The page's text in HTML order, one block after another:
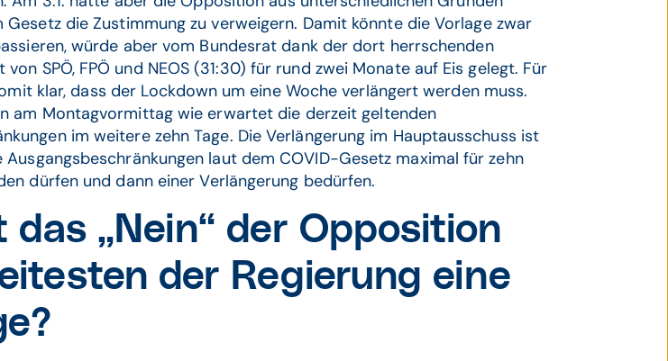
Gesetz die Zustimmung zu verweigern. Damit könnte die Vorlage zwar
würde aber vom Bundesrat dank der dort herrschenden
SPÖ, FPÖ und NEOS (31:30) für rund zwei Monate auf Eis gelegt. Für
klar, dass der Lockdown um eine Woche verlängert werden muss.
am Montagvormittag wie erwartet die derzeit geltenden
im weitere zehn Tage. Die Verlängerung im Hauptausschuss ist
Ausgangsbeschränkungen laut dem COVID-Gesetz maximal für zehn
dürfen und dann einer Verlängerung bedürfen.
das „Nein“ der Opposition
der Regierung eine